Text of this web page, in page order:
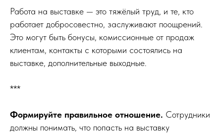
Работа на выставке — это тяжёлый труд, и те, кто
работает добросовестно, заслуживают поощрений.
Это могут быть бонусы, комиссионные от продаж
клиентам, контакты с которыми состоялись на
выставке, дополнительные выходные.
***
Формируйте правильное отношение. Сотрудники
должны понимать, что попасть на выставку